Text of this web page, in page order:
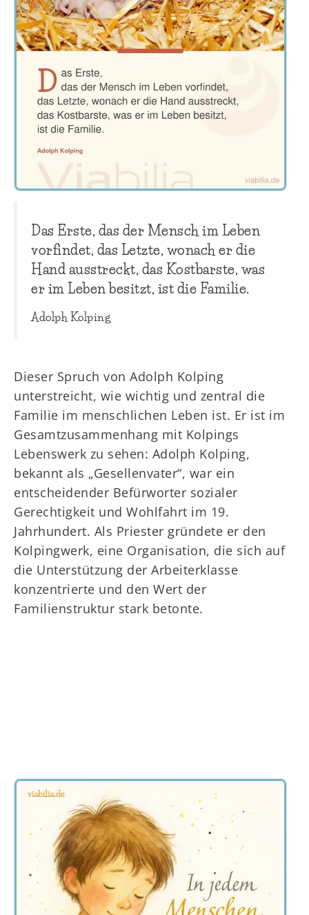
Das Erste, das der Mensch im Leben
vorfindet, das Letzte, wonach er die
Hand ausstreckt, das Kostbarste, was
er im Leben besitzt, ist die Familie.
Adolph Kolping
Dieser Spruch von Adolph Kolping
unterstreicht, wie wichtig und zentral die
Familie im menschlichen Leben ist. Er ist im
Gesamtzusammenhang mit Kolpings
Lebenswerk zu sehen: Adolph Kolping,
bekannt als „Gesellenvater“, war ein
entscheidender Befürworter sozialer
Gerechtigkeit und Wohlfahrt im 19.
Jahrhundert. Als Priester gründete er den
Kolpingwerk, eine Organisation, die sich auf
die Unterstützung der Arbeiterklasse
konzentrierte und den Wert der
Familienstruktur stark betonte.